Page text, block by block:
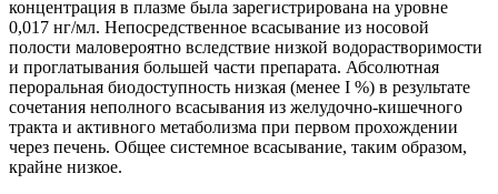
концентрация в плазме была зарегистрирована на уровне
0,017 нг/мл. Непосредственное всасывание из носовой
полости маловероятно вследствие низкой водорастворимости
и проглатывания большей части препарата. Абсолютная
пероральная биодоступность низкая (менее I %) в результате
сочетания неполного всасывания из желудочно-кишечного
тракта и активного метаболизма при первом прохождении
через печень. Общее системное всасывание, таким образом,
крайне низкое.